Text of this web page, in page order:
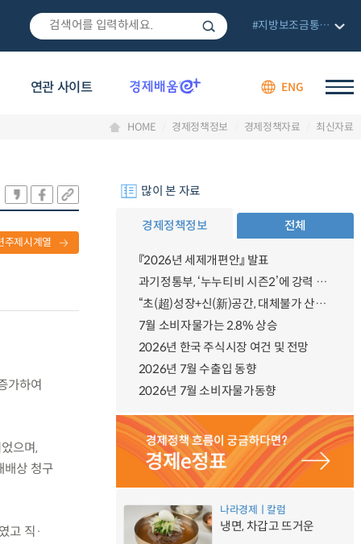
연관 사이트 ENG
#지방보조금통합관리망
HOME 경제정책정보 경제정책자료 최신자료
주제시계열
가하여
으며,
배상 청구
고 직·
많이 본 자료
경제정책정보 전체
『2026년 세제개편안』 발표
과기정통부, ‘누누티비 시즌2’에 강력 대응 의지 밝혀
“초(超)성장+신(新)공간, 대체불가 산업강국”
7월 소비자물가는 2.8% 상승
2026년 한국 주식시장 여건 및 전망
2026년 7월 수출입 동향
2026년 7월 소비자물가동향
나라경제ㅣ칼럼
냉면, 차갑고 뜨거운